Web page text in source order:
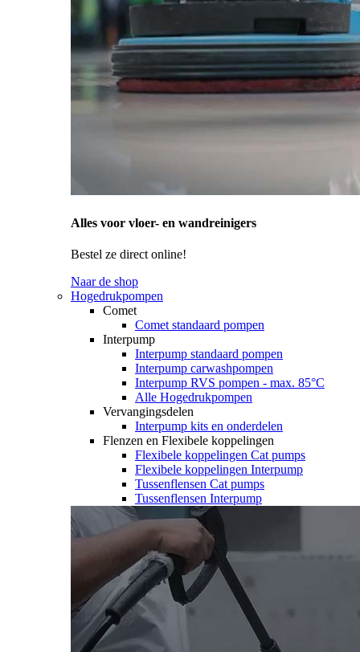
Alles voor vloer- en wandreinigers
Bestel ze direct online!
Naar de shop
Hogedrukpompen
Comet
Comet standaard pompen
Interpump
Interpump standaard pompen
Interpump carwashpompen
Interpump RVS pompen - max. 85°C
Alle Hogedrukpompen
Vervangingsdelen
Interpump kits en onderdelen
Flenzen en Flexibele koppelingen
Flexibele koppelingen Cat pumps
Flexibele koppelingen Interpump
Tussenflensen Cat pumps
Tussenflensen Interpump